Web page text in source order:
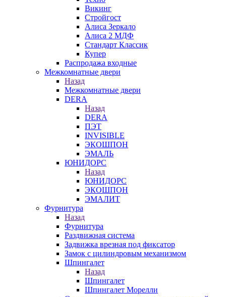
Викинг
Стройгост
Алиса Зеркало
Алиса 2 МДФ
Стандарт Классик
Купер
Распродажа входные
Межкомнатные двери
Назад
Межкомнатные двери
DERA
Назад
DERA
ПЭТ
INVISIBLE
ЭКОШПОН
ЭМАЛЬ
ЮНИДОРС
Назад
ЮНИДОРС
ЭКОШПОН
ЭМАЛИТ
Фурнитура
Назад
Фурнитура
Раздвижная система
Задвижка врезная под фиксатор
Замок с цилиндровым механизмом
Шпингалет
Назад
Шпингалет
Шпингалет Морелли